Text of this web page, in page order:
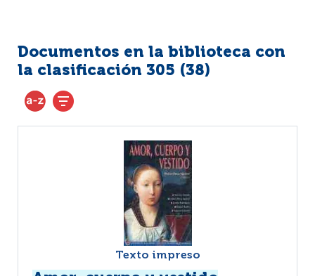
Documentos en la biblioteca con
la clasificación 305 (38)
Texto impreso